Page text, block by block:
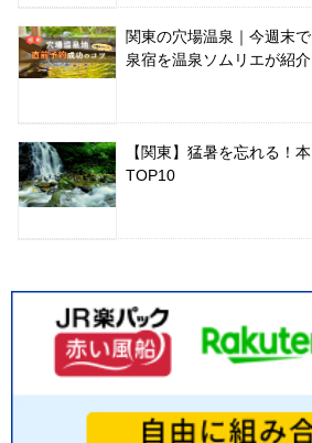
関東の穴場温泉｜今週末
泉宿を温泉ソムリエが紹介
【関東】猛暑を忘れる！
TOP10